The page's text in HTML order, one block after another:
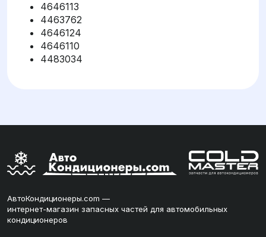
4646113
4463762
4646124
4646110
4483034
АвтоКондиционеры.com —
интернет-магазин запасных частей для автомобильных
кондиционеров